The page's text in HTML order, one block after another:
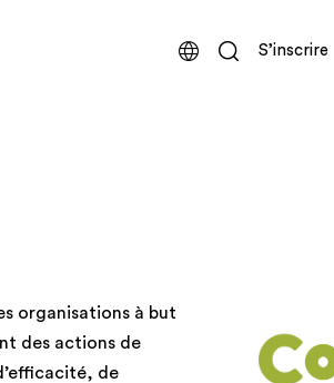
S’inscrire
organisations à but
des actions de
de